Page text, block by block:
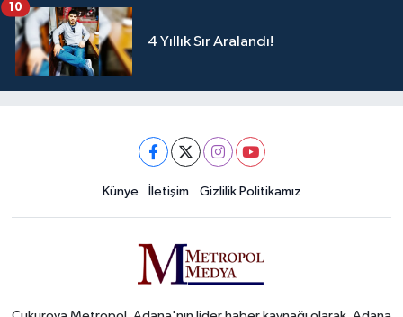
4 Yıllık Sır Aralandı!
10
Künye İletişim Gizlilik Politikamız